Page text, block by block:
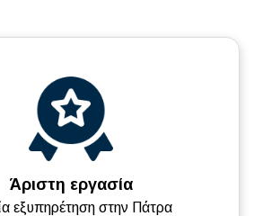
Άριστη εργασία
εξυπηρέτηση στην Πάτρα